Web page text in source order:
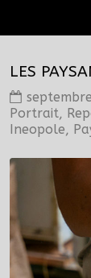
LES
Portrait,
Ineopole,